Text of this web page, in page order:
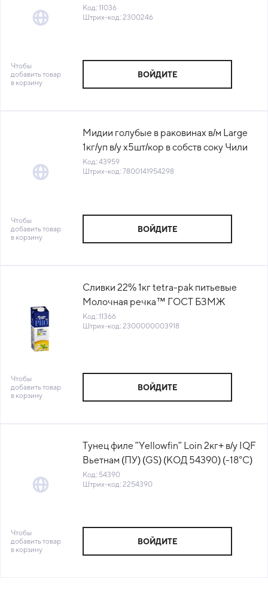
(-18°С)
Код: 11036
Штрих-код: 2300246
Чтобы
добавить товар
в корзину
ВОЙДИТЕ
Мидии голубые в раковинах в/м Large
1кг/уп в/у х5шт/кор в собств соку Чили
(ПУ) (КОР) (КОД 43959) (-18°С)
Код: 43959
Штрих-код: 7800141954298
Чтобы
добавить товар
в корзину
ВОЙДИТЕ
Сливки 22% 1кг tetra-pak питьевые
Молочная речка™ ГОСТ БЗМЖ
стерилиз (ПУ) (КОД 11366) (0°С)
Код: 11366
Штрих-код: 2300000003918
Чтобы
добавить товар
в корзину
ВОЙДИТЕ
Тунец филе "Yellowfin" Loin 2кг+ в/у IQF
Вьетнам (ПУ) (GS) (КОД 54390) (-18°С)
Код: 54390
Штрих-код: 2254390
Чтобы
добавить товар
в корзину
ВОЙДИТЕ